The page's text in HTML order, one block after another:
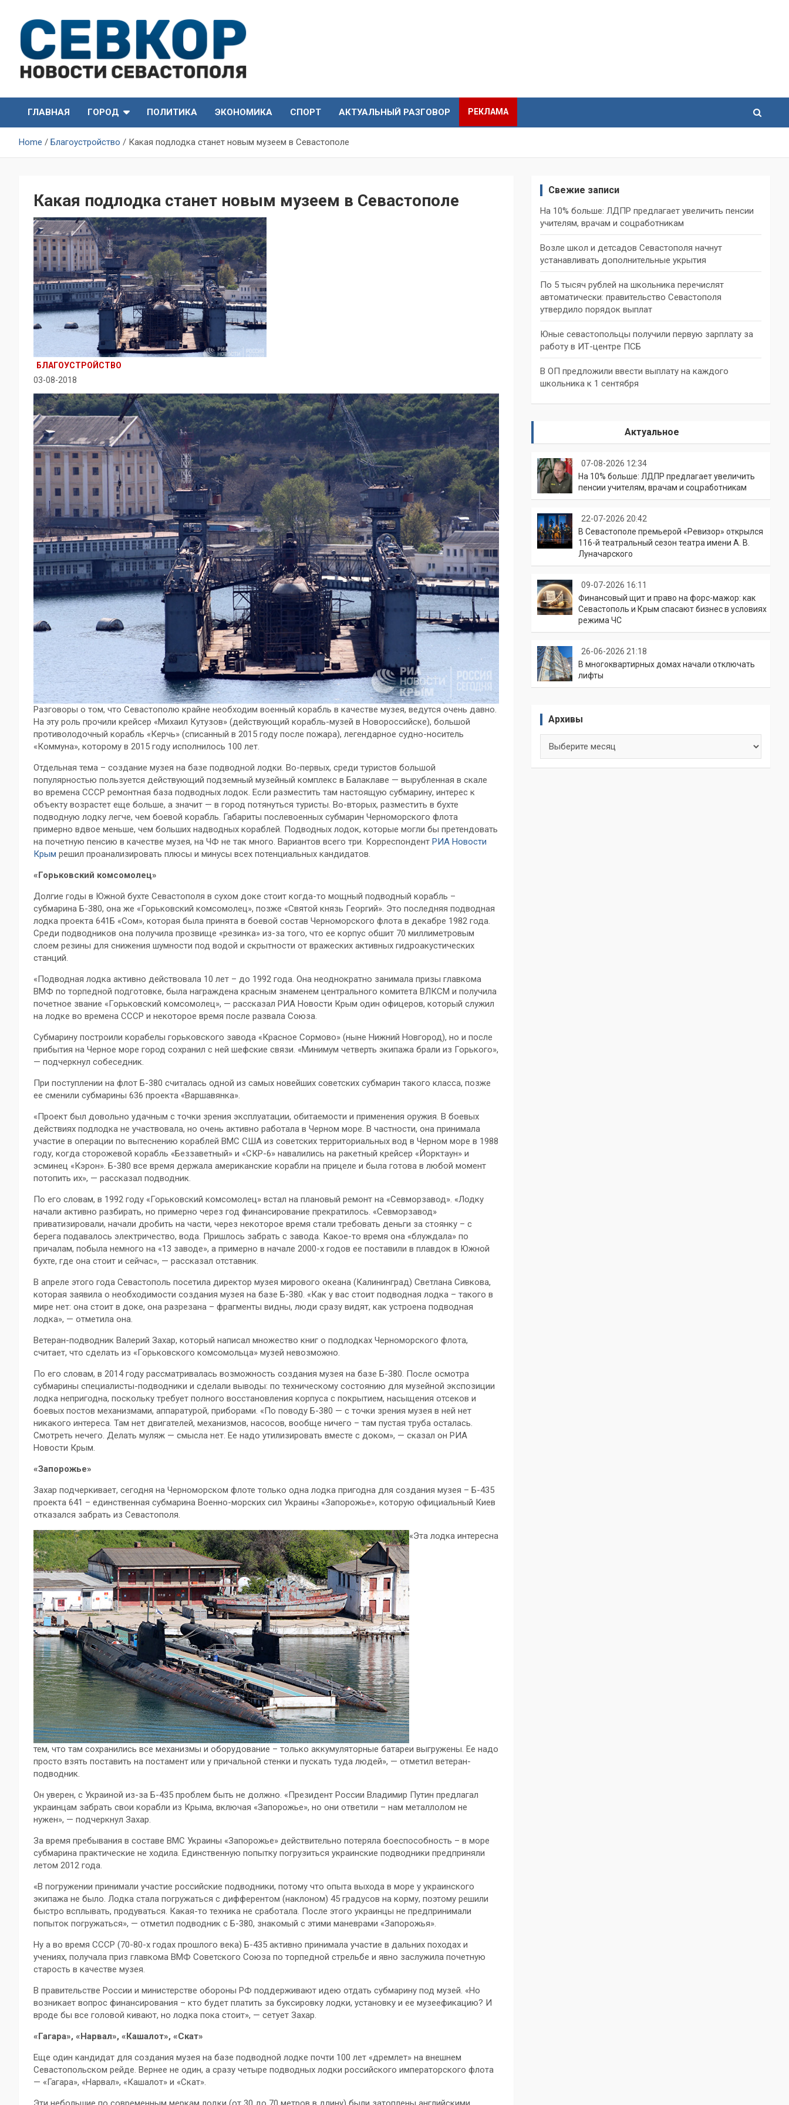
content
СевКор — Новости
Севастополя
Севастополя
ГЛАВНАЯ
ГОРОД ПОЛИТИКА ЭКОНОМИКА СПОРТ АКТУАЛЬНЫЙ РАЗГОВОР РЕКЛАМА
Home Благоустройство Какая подлодка станет новым музеем в Севастополе
Какая подлодка станет новым музеем в Севастополе
БЛАГОУСТРОЙСТВО
03-08-2018
Разговоры о том, что Севастополю крайне необходим военный корабль в качестве музея, ведутся очень давно.
На эту роль прочили крейсер «Михаил Кутузов» (действующий корабль-музей в Новороссийске), большой
противолодочный корабль «Керчь» (списанный в 2015 году после пожара), легендарное судно-носитель
«Коммуна», которому в 2015 году исполнилось 100 лет.
Отдельная тема – создание музея на базе подводной лодки. Во-первых, среди туристов большой
популярностью пользуется действующий подземный музейный комплекс в Балаклаве — вырубленная в скале
во времена СССР ремонтная база подводных лодок. Если разместить там настоящую субмарину, интерес к
объекту возрастет еще больше, а значит — в город потянуться туристы. Во-вторых, разместить в бухте
подводную лодку легче, чем боевой корабль. Габариты послевоенных субмарин Черноморского флота
примерно вдвое меньше, чем больших надводных кораблей. Подводных лодок, которые могли бы претендовать
на почетную пенсию в качестве музея, на ЧФ не так много. Вариантов всего три. Корреспондент РИА Новости
Крым решил проанализировать плюсы и минусы всех потенциальных кандидатов.
«Горьковский комсомолец»
Долгие годы в Южной бухте Севастополя в сухом доке стоит когда-то мощный подводный корабль –
субмарина Б-380, она же «Горьковский комсомолец», позже «Святой князь Георгий». Это последняя подводная
лодка проекта 641Б «Сом», которая была принята в боевой состав Черноморского флота в декабре 1982 года.
Среди подводников она получила прозвище «резинка» из-за того, что ее корпус обшит 70 миллиметровым
слоем резины для снижения шумности под водой и скрытности от вражеских активных гидроакустических
станций.
«Подводная лодка активно действовала 10 лет – до 1992 года. Она неоднократно занимала призы главкома
ВМФ по торпедной подготовке, была награждена красным знаменем центрального комитета ВЛКСМ и получила
почетное звание «Горьковский комсомолец», — рассказал РИА Новости Крым один офицеров, который служил
на лодке во времена СССР и некоторое время после развала Союза.
Субмарину построили корабелы горьковского завода «Красное Сормово» (ныне Нижний Новгород), но и после
прибытия на Черное море город сохранил с ней шефские связи. «Минимум четверть экипажа брали из Горького»,
— подчеркнул собеседник.
При поступлении на флот Б-380 считалась одной из самых новейших советских субмарин такого класса, позже
ее сменили субмарины 636 проекта «Варшавянка».
«Проект был довольно удачным с точки зрения эксплуатации, обитаемости и применения оружия. В боевых
действиях подлодка не участвовала, но очень активно работала в Черном море. В частности, она принимала
участие в операции по вытеснению кораблей ВМС США из советских территориальных вод в Черном море в 1988
году, когда сторожевой корабль «Беззаветный» и «СКР-6» навалились на ракетный крейсер «Йорктаун» и
эсминец «Кэрон». Б-380 все время держала американские корабли на прицеле и была готова в любой момент
потопить их», — рассказал подводник.
По его словам, в 1992 году «Горьковский комсомолец» встал на плановый ремонт на «Севморзавод». «Лодку
начали активно разбирать, но примерно через год финансирование прекратилось. «Севморзавод»
приватизировали, начали дробить на части, через некоторое время стали требовать деньги за стоянку – с
берега подавалось электричество, вода. Пришлось забрать с завода. Какое-то время она «блуждала» по
причалам, побыла немного на «13 заводе», а примерно в начале 2000-х годов ее поставили в плавдок в Южной
бухте, где она стоит и сейчас», — рассказал отставник.
В апреле этого года Севастополь посетила директор музея мирового океана (Калининград) Светлана Сивкова,
которая заявила о необходимости создания музея на базе Б-380. «Как у вас стоит подводная лодка – такого в
мире нет: она стоит в доке, она разрезана – фрагменты видны, люди сразу видят, как устроена подводная
лодка», — отметила она.
Ветеран-подводник Валерий Захар, который написал множество книг о подлодках Черноморского флота,
считает, что сделать из «Горьковского комсомольца» музей невозможно.
По его словам, в 2014 году рассматривалась возможность создания музея на базе Б-380. После осмотра
субмарины специалисты-подводники и сделали выводы: по техническому состоянию для музейной экспозиции
лодка непригодна, поскольку требует полного восстановления корпуса с покрытием, насыщения отсеков и
боевых постов механизмами, аппаратурой, приборами. «По поводу Б-380 — с точки зрения музея в ней нет
никакого интереса. Там нет двигателей, механизмов, насосов, вообще ничего – там пустая труба осталась.
Смотреть нечего. Делать муляж — смысла нет. Ее надо утилизировать вместе с доком», — сказал он РИА
Новости Крым.
«Запорожье»
Захар подчеркивает, сегодня на Черноморском флоте только одна лодка пригодна для создания музея – Б-435
проекта 641 – единственная субмарина Военно-морских сил Украины «Запорожье», которую официальный Киев
отказался забрать из Севастополя.
«Эта лодка интересна
тем, что там сохранились все механизмы и оборудование – только аккумуляторные батареи выгружены. Ее надо
просто взять поставить на постамент или у причальной стенки и пускать туда людей», — отметил ветеран-
подводник.
Он уверен, с Украиной из-за Б-435 проблем быть не должно. «Президент России Владимир Путин предлагал
украинцам забрать свои корабли из Крыма, включая «Запорожье», но они ответили – нам металлолом не
нужен», — подчеркнул Захар.
За время пребывания в составе ВМС Украины «Запорожье» действительно потеряла боеспособность – в море
субмарина практические не ходила. Единственную попытку погрузиться украинские подводники предприняли
летом 2012 года.
«В погружении принимали участие российские подводники, потому что опыта выхода в море у украинского
экипажа не было. Лодка стала погружаться с дифферентом (наклоном) 45 градусов на корму, поэтому решили
быстро всплывать, продуваться. Какая-то техника не сработала. После этого украинцы не предпринимали
попыток погружаться», — отметил подводник с Б-380, знакомый с этими маневрами «Запорожья».
Ну а во время СССР (70-80-х годах прошлого века) Б-435 активно принимала участие в дальних походах и
учениях, получала приз главкома ВМФ Советского Союза по торпедной стрельбе и явно заслужила почетную
старость в качестве музея.
В правительстве России и министерстве обороны РФ поддерживают идею отдать субмарину под музей. «Но
возникает вопрос финансирования – кто будет платить за буксировку лодки, установку и ее музеефикацию? И
вроде бы все головой кивают, но лодка пока стоит», — сетует Захар.
«Гагара», «Нарвал», «Кашалот», «Скат»
Еще один кандидат для создания музея на базе подводной лодке почти 100 лет «дремлет» на внешнем
Севастопольском рейде. Вернее не один, а сразу четыре подводных лодки российского императорского флота
— «Гагара», «Нарвал», «Кашалот» и «Скат».
Свежие записи
На 10% больше: ЛДПР предлагает увеличить пенсии
учителям, врачам и соцработникам
Возле школ и детсадов Севастополя начнут
устанавливать дополнительные укрытия
По 5 тысяч рублей на школьника перечислят
автоматически: правительство Севастополя
утвердило порядок выплат
Юные севастопольцы получили первую зарплату за
работу в ИТ-центре ПСБ
В ОП предложили ввести выплату на каждого
школьника к 1 сентября
Актуальное
07-08-2026 12:34
На 10% больше: ЛДПР предлагает увеличить
пенсии учителям, врачам и соцработникам
22-07-2026 20:42
В Севастополе премьерой «Ревизор» открылся
116-й театральный сезон театра имени А. В.
Луначарского
09-07-2026 16:11
Финансовый щит и право на форс-мажор: как
Севастополь и Крым спасают бизнес в условиях
режима ЧС
26-06-2026 21:18
В многоквартирных домах начали отключать
лифты
Архивы